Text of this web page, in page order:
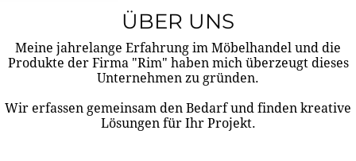
ÜBER UNS
Meine jahrelange Erfahrung im Möbelhandel und die
Produkte der Firma "Rim" haben mich überzeugt dieses
Unternehmen zu gründen.
Wir erfassen gemeinsam den Bedarf und finden kreative
Lösungen für Ihr Projekt.